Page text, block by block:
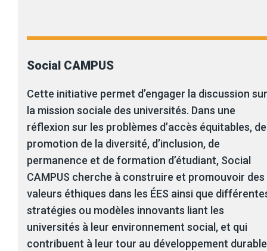
Social CAMPUS
Cette initiative permet d’engager la discussion sur
la mission sociale des universités. Dans une
réflexion sur les problèmes d’accès équitables, de
promotion de la diversité, d’inclusion, de
permanence et de formation d’étudiant, Social
CAMPUS cherche à construire et promouvoir des
valeurs éthiques dans les ÉES ainsi que
stratégies ou modèles innovants liant les
universités à leur environnement social, et qui
contribuent à leur tour au développement durable